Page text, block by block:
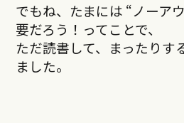
でもね、たまには “ノーア
要だろう！ってことで、
ただ読書して、まったりす
ました。